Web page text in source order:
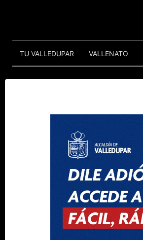
TU VALLEDUPAR VALLENATO